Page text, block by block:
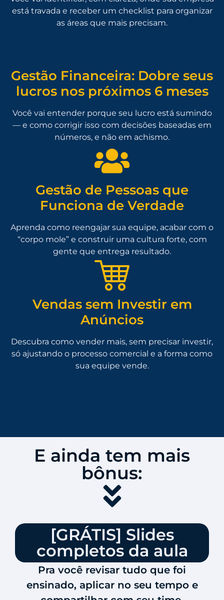
está travada e receber um checklist para organizar
as áreas que mais precisam.
Gestão Financeira: Dobre seus
lucros nos próximos 6 meses
Você vai entender porque seu lucro está sumindo
— e como corrigir isso com decisões baseadas em
números, e não em achismo.
Gestão de Pessoas que
Funciona de Verdade
Aprenda como reengajar sua equipe, acabar com o
“corpo mole” e construir uma cultura forte, com
gente que entrega resultado.
Vendas sem Investir em
Anúncios
Descubra como vender mais, sem precisar investir,
só ajustando o processo comercial e a forma como
sua equipe vende.
E ainda tem mais
bônus:
[GRÁTIS] Slides
completos da aula
Pra você revisar tudo que foi
ensinado, aplicar no seu tempo e